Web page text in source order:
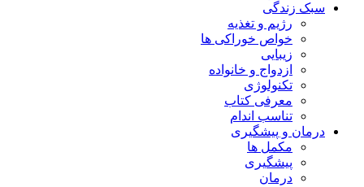
سبک زندگی
رژیم و تغذیه
خواص خوراکی ها
زیبایی
ازدواج و خانواده
تکنولوژی
معرفی کتاب
تناسب اندام
درمان و پیشگیری
مکمل ها
پیشگیری
درمان